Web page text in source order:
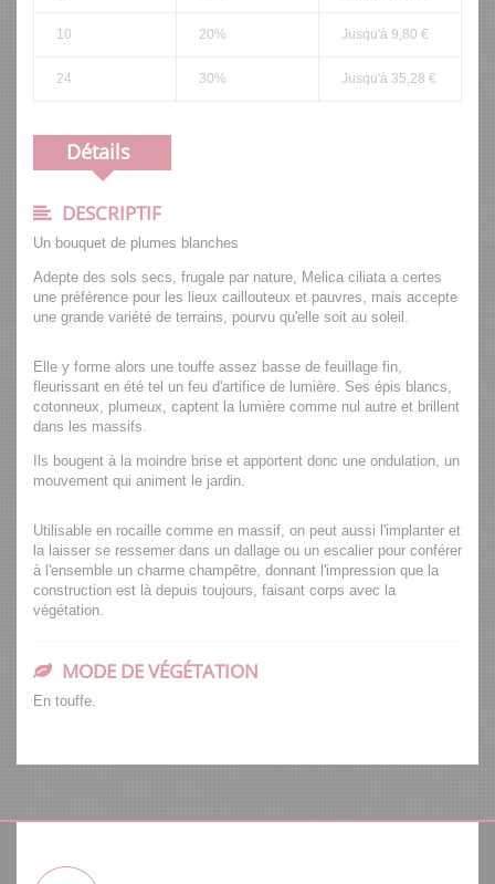
10 20% Jusqu'à 9,80 €
24 30% Jusqu'à 35,28 €
Détails
DESCRIPTIF
Un bouquet de plumes blanches
Adepte des sols secs, frugale par nature, Melica ciliata a certes
une préférence pour les lieux caillouteux et pauvres, mais accepte
une grande variété de terrains, pourvu qu'elle soit au soleil.
Elle y forme alors une touffe assez basse de feuillage fin,
fleurissant en été tel un feu d'artifice de lumière. Ses épis blancs,
cotonneux, plumeux, captent la lumière comme nul autre et brillent
dans les massifs.
Ils bougent à la moindre brise et apportent donc une ondulation, un
mouvement qui animent le jardin.
Utilisable en rocaille comme en massif, on peut aussi l'implanter et
la laisser se ressemer dans un dallage ou un escalier pour conférer
à l'ensemble un charme champêtre, donnant l'impression que la
construction est là depuis toujours, faisant corps avec la
végétation.
MODE DE VÉGÉTATION
En touffe.